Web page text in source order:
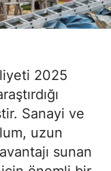
2025
Sanayi ve
uzun
sunan